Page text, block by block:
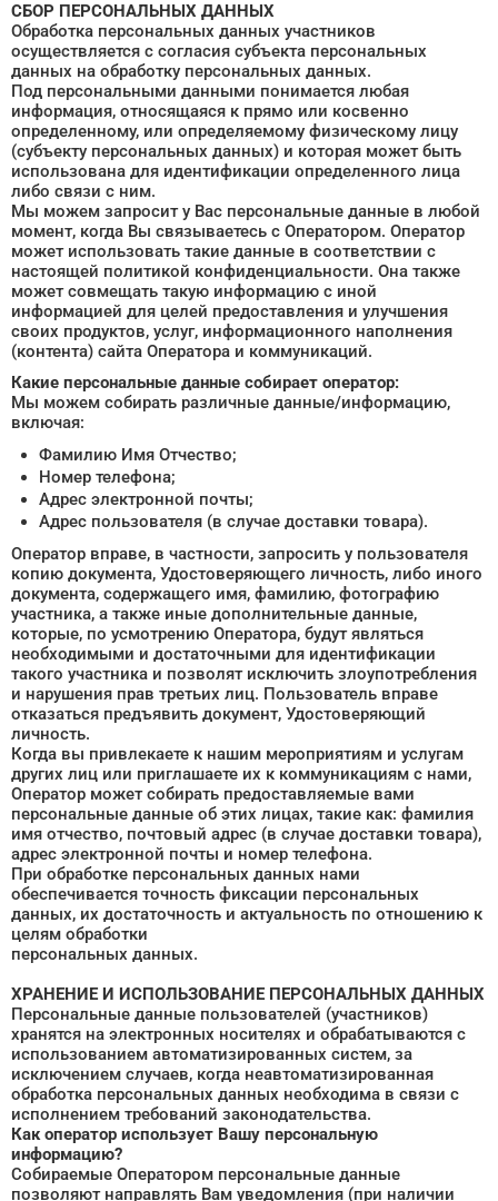
СБОР ПЕРСОНАЛЬНЫХ ДАННЫХ
Обработка персональных данных участников
осуществляется с согласия субъекта персональных
данных на обработку персональных данных.
Под персональными данными понимается любая
информация, относящаяся к прямо или косвенно
определенному, или определяемому физическому лицу
(субъекту персональных данных) и которая может быть
использована для идентификации определенного лица
либо связи с ним.
Мы можем запросит у Вас персональные данные в любой
момент, когда Вы связываетесь с Оператором. Оператор
может использовать такие данные в соответствии с
настоящей политикой конфиденциальности. Она также
может совмещать такую информацию с иной
информацией для целей предоставления и улучшения
своих продуктов, услуг, информационного наполнения
(контента) сайта Оператора и коммуникаций.
Какие персональные данные собирает оператор:
Мы можем собирать различные данные/информацию,
включая:
Фамилию Имя Отчество;
Номер телефона;
Адрес электронной почты;
Адрес пользователя (в случае доставки товара).
Оператор вправе, в частности, запросить у пользователя
копию документа, Удостоверяющего личность, либо иного
документа, содержащего имя, фамилию, фотографию
участника, а также иные дополнительные данные,
которые, по усмотрению Оператора, будут являться
необходимыми и достаточными для идентификации
такого участника и позволят исключить злоупотребления
и нарушения прав третьих лиц. Пользователь вправе
отказаться предъявить документ, Удостоверяющий
личность.
Когда вы привлекаете к нашим мероприятиям и услугам
других лиц или приглашаете их к коммуникациям с нами,
Оператор может собирать предоставляемые вами
персональные данные об этих лицах, такие как: фамилия
имя отчество, почтовый адрес (в случае доставки товара),
адрес электронной почты и номер телефона.
При обработке персональных данных нами
обеспечивается точность фиксации персональных
данных, их достаточность и актуальность по отношению к
целям обработки
персональных данных.
ХРАНЕНИЕ И ИСПОЛЬЗОВАНИЕ ПЕРСОНАЛЬНЫХ ДАННЫХ
Персональные данные пользователей (участников)
хранятся на электронных носителях и обрабатываются с
использованием автоматизированных систем, за
исключением случаев, когда неавтоматизированная
обработка персональных данных необходима в связи с
исполнением требований законодательства.
Как оператор использует Вашу персональную
информацию?
Собираемые Оператором персональные данные
позволяют направлять Вам уведомления (при наличии